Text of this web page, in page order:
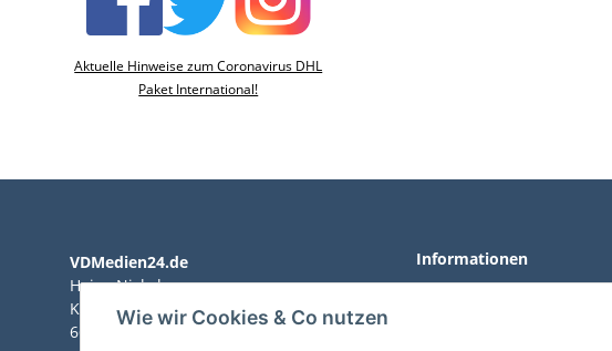
Aktuelle Hinweise zum Coronavirus DHL
Paket International!
VDMedien24.de
Heinz Nickel
Kasernenstraße 6-10
66482 Zweibrücken
Informationen
Wie wir Cookies & Co nutzen